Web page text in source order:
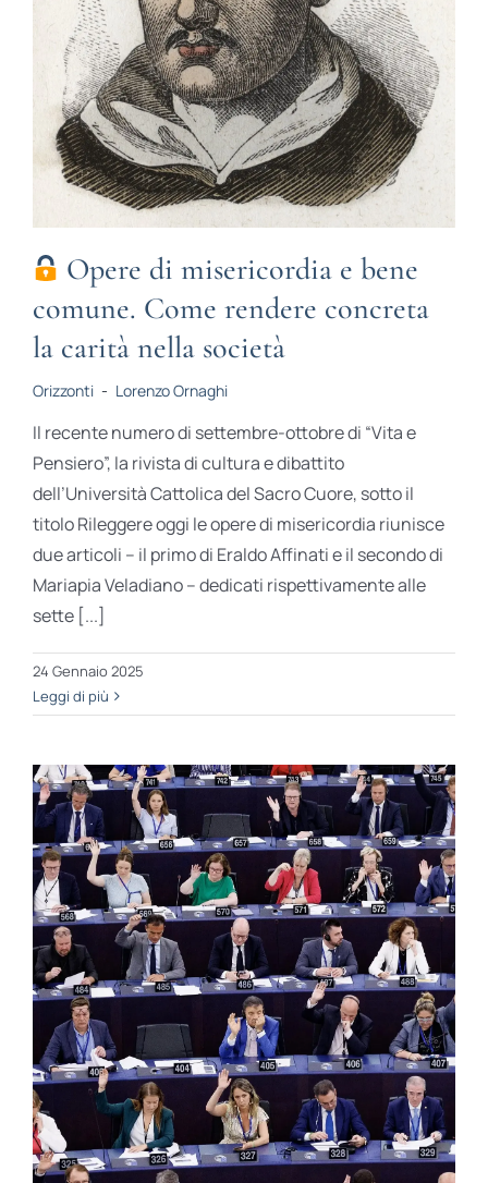
Opere di misericordia e bene
comune. Come rendere concreta
la carità nella società
Orizzonti - Lorenzo Ornaghi
Il recente numero di settembre-ottobre di “Vita e
Pensiero”, la rivista di cultura e dibattito
dell’Università Cattolica del Sacro Cuore, sotto il
titolo Rileggere oggi le opere di misericordia riunisce
due articoli – il primo di Eraldo Affinati e il secondo di
Mariapia Veladiano – dedicati rispettivamente alle
sette [...]
24 Gennaio 2025
Leggi di più